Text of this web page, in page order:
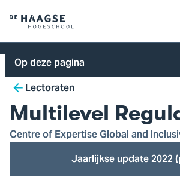
Logo
van
De
Haagse
Hogeschool,
ga
naar
de
Op deze pagina
Breadcrumb
Lectoraten
Multilevel
Centre of Expertise Global and
Jaarlijkse update 2022